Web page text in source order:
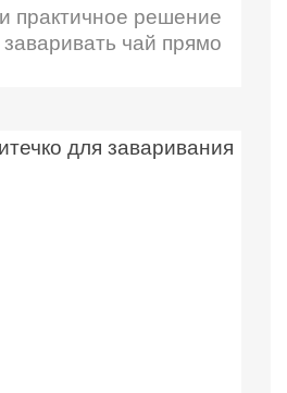
практичное решение
чай прямо
для заваривания